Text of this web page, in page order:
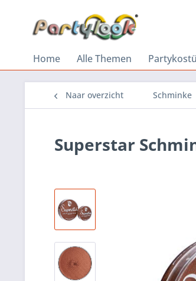
Home Alle Themen
Naar overzicht Schminke
Superstar